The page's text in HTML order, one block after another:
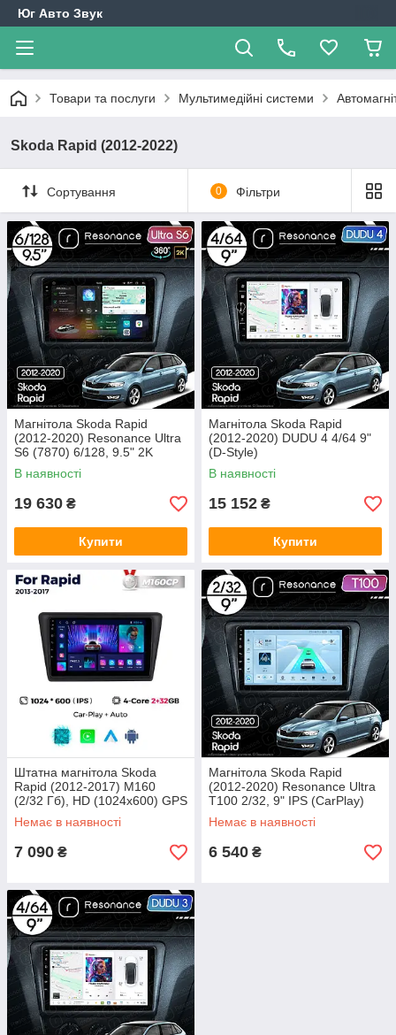
Юг Авто Звук
Товари та послуги Мультимедійні системи
Skoda Rapid (2012-2022)
Сортування 0 Фільтри
Магнітола Skoda Rapid
(2012-2020) Resonance Ultra
S6 (7870) 6/128, 9.5" 2K
QLED, 360
В наявності
19 630 ₴
Купити
Магнітола Skoda Rapid
(2012-2020) DUDU 4 4/64 9"
(D-Style)
В наявності
15 152 ₴
Купити
Штатна магнітола Skoda
Rapid (2012-2017) M160
(2/32 Гб), HD (1024x600) GPS
CarPlay
Немає в наявності
7 090 ₴
Магнітола Skoda Rapid
(2012-2020) Resonance Ultra
T100 2/32, 9" IPS (CarPlay)
Немає в наявності
6 540 ₴